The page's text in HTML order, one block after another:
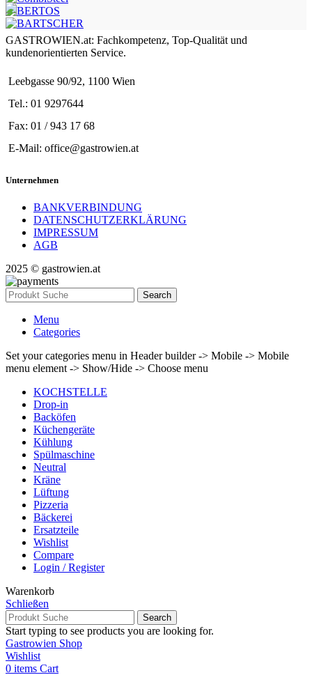
GASTROWIEN.at: Fachkompetenz, Top-Qualität und
kundenorientierten Service.
Leebgasse 90/92, 1100 Wien
Tel.: 01 9297644
Fax: 01 / 943 17 68
E-Mail: office@gastrowien.at
Unternehmen
BANKVERBINDUNG
DATENSCHUTZERKLÄRUNG
IMPRESSUM
AGB
2025 © gastrowien.at
Search
Menu
Categories
Set your categories menu in Header builder -> Mobile -> Mobile
menu element -> Show/Hide -> Choose menu
KOCHSTELLE
Drop-in
Backöfen
Küchengeräte
Kühlung
Spülmaschine
Neutral
Kräne
Lüftung
Pizzeria
Bäckerei
Ersatzteile
Wishlist
Compare
Login / Register
Warenkorb
Schließen
Search
Start typing to see products you are looking for.
Gastrowien Shop
Wishlist
0 items Cart